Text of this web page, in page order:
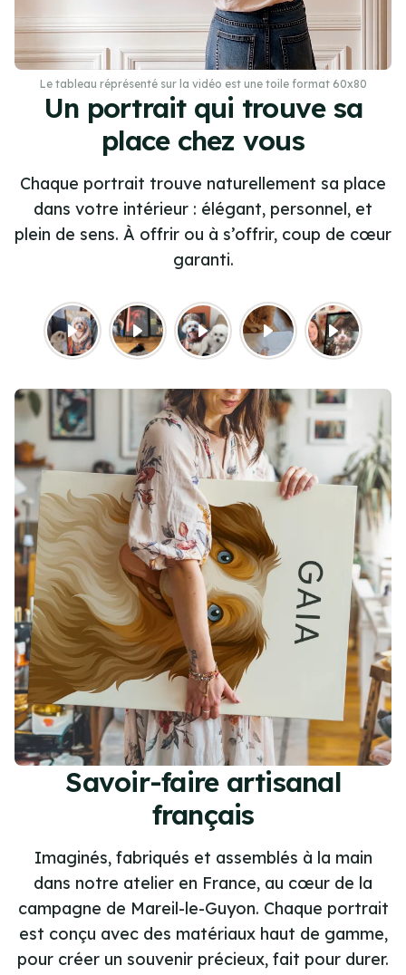
Un portrait qui trouve sa
place chez vous
Chaque portrait trouve naturellement sa place
dans votre intérieur : élégant, personnel, et
plein de sens. À offrir ou à s’offrir, coup de cœur
garanti.
Le tableau réprésenté sur la vidéo est une toile format 60x80
Savoir-faire artisanal
français
Imaginés, fabriqués et assemblés à la main
dans notre atelier en France, au cœur de la
campagne de Mareil-le-Guyon. Chaque portrait
est conçu avec des matériaux haut de gamme,
pour créer un souvenir précieux, fait pour durer.